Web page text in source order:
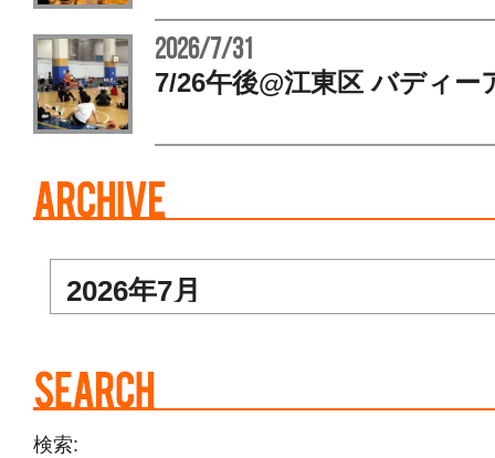
2026/7/31
7/26午後@江東区 バディ
検索: